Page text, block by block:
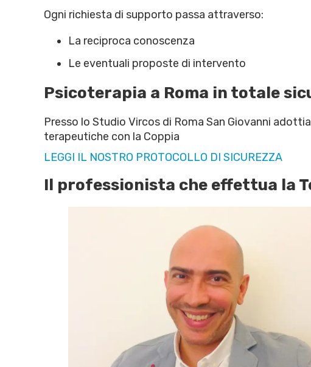
Ogni richiesta di supporto passa attraverso:
La reciproca conoscenza
Le eventuali proposte di intervento
Psicoterapia a Roma in totale
Presso lo Studio Vircos di Roma San Giovanni
terapeutiche con la Coppia
LEGGI IL NOSTRO PROTOCOLLO DI SICUREZZA
Il professionista che effettua la